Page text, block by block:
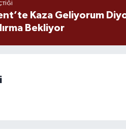
Kaza Geliyorum
Bekliyor